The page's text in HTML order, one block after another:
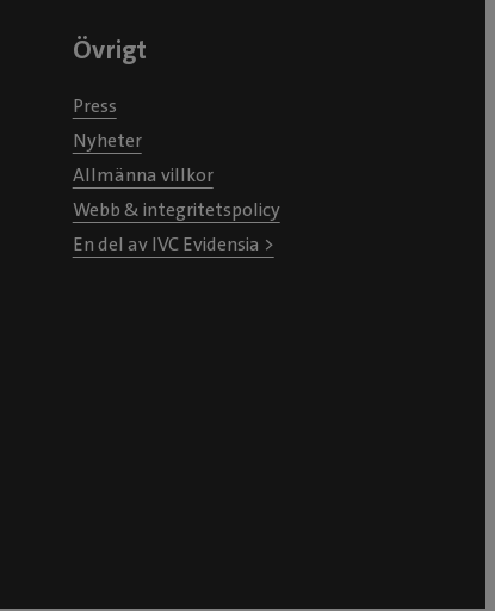
Övrigt
Press
Nyheter
Allmänna villkor
Webb & integritetspolicy
En del av IVC Evidensia >